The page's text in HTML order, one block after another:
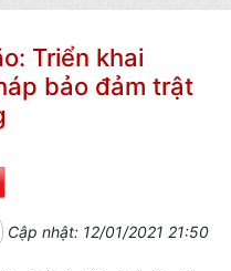
Triển khai
bảo đảm trật
Cập nhật: 12/01/2021 21:50